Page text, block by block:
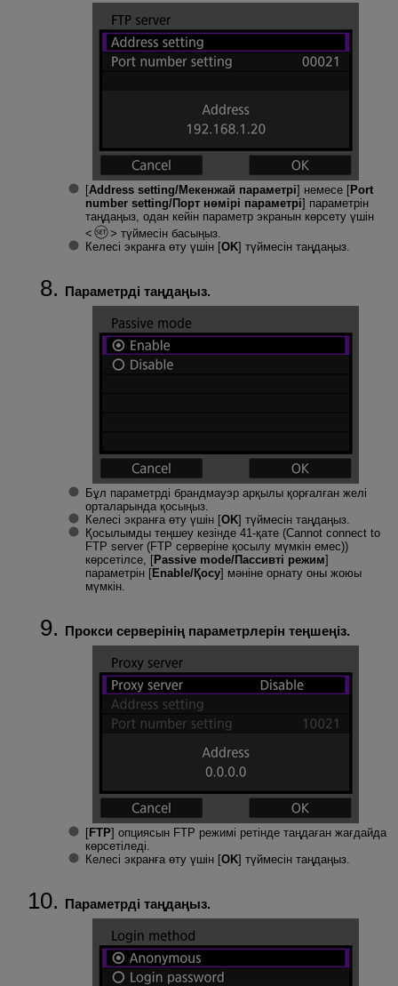
[Address setting/Мекенжай параметрі] немесе [Port
number setting/Порт нөмірі параметрі] параметрін
таңдаңыз, одан кейін параметр экранын көрсету үшін
түймесін басыңыз.
Келесі экранға өту үшін [OK] түймесін таңдаңыз.
Параметрді таңдаңыз.
Бұл параметрді брандмауэр арқылы қорғалған желі
орталарында қосыңыз.
Келесі экранға өту үшін [OK] түймесін таңдаңыз.
Қосылымды теңшеу кезінде 41-қате (Cannot connect to
FTP server (FTP серверіне қосылу мүмкін емес))
көрсетілсе, [Passive mode/Пассивті режим]
параметрін [Enable/Қосу] мәніне орнату оны жоюы
мүмкін.
Прокси серверінің параметрлерін теңшеңіз.
[FTP] опциясын FTP режимі ретінде таңдаған жағдайда
көрсетіледі.
Келесі экранға өту үшін [OK] түймесін таңдаңыз.
Параметрді таңдаңыз.